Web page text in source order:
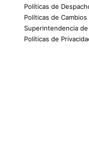
Políticas de
Políticas de
Superintendencia
Políticas de